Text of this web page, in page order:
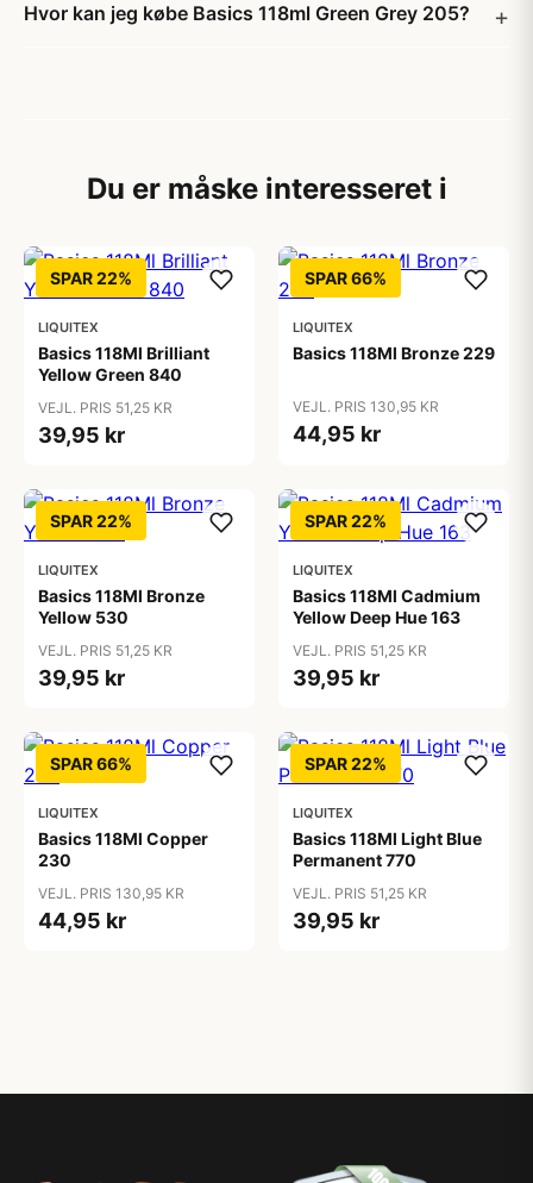
Hvor kan jeg købe Basics 118ml Green Grey 205?
Du er måske interesseret i
SPAR 22%
LIQUITEX
Basics 118Ml Brilliant
Yellow Green 840
VEJL. PRIS 51,25 KR
39,95 kr
SPAR 66%
LIQUITEX
Basics 118Ml Bronze 229
VEJL. PRIS 130,95 KR
44,95 kr
SPAR 22%
LIQUITEX
Basics 118Ml Bronze
Yellow 530
VEJL. PRIS 51,25 KR
39,95 kr
SPAR 22%
LIQUITEX
Basics 118Ml Cadmium
Yellow Deep Hue 163
VEJL. PRIS 51,25 KR
39,95 kr
SPAR 66%
LIQUITEX
Basics 118Ml Copper
230
VEJL. PRIS 130,95 KR
44,95 kr
SPAR 22%
LIQUITEX
Basics 118Ml Light Blue
Permanent 770
VEJL. PRIS 51,25 KR
39,95 kr